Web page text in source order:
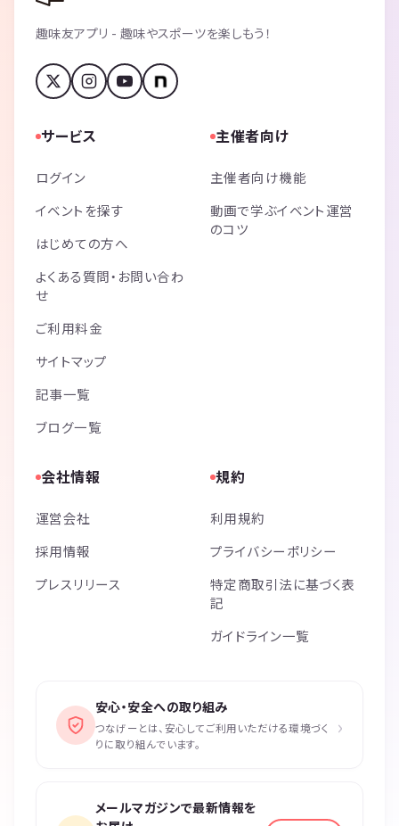
趣味友アプリ - 趣味やスポーツを楽しもう！
サービス
ログイン
イベントを探す
はじめての方へ
よくある質問・お問い合わ
せ
ご利用料金
サイトマップ
記事一覧
ブログ一覧
主催者向け
主催者向け機能
動画で学ぶイベント運営
のコツ
会社情報
運営会社
採用情報
プレスリリース
規約
利用規約
プライバシーポリシー
特定商取引法に基づく表
記
ガイドライン一覧
安心・安全への取り組み
つなげーとは、安心してご利用いただける環境づく
りに取り組んでいます。
›
メールマガジンで最新情報を